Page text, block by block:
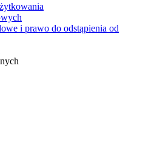
i prawo do odstąpienia od